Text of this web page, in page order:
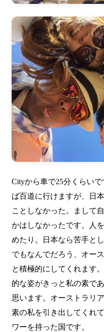
Cityから車で25分くらい
ば百道に行けますが、日
ことしなかった。まして
かはしなかったです。人
めたり。日本なら苦手と
でもなんでだろう、オー
と積極的にしてくれます
的な姿がきっと私の素で
思います。オーストラリ
素の私を引き出してくれ
ワーを持った国です。